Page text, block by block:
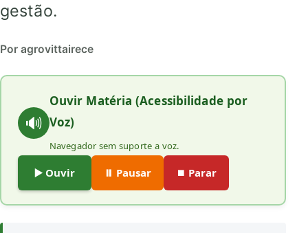
gestão.
Por agrovittairece
🔊
Ouvir Matéria (Acessibilidade por
Voz)
Navegador sem suporte a voz.
▶️ Ouvir ⏸️ Pausar ⏹️ Parar